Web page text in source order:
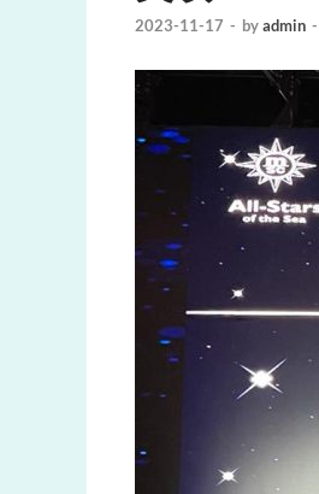
2023-11-17 - byadmin -